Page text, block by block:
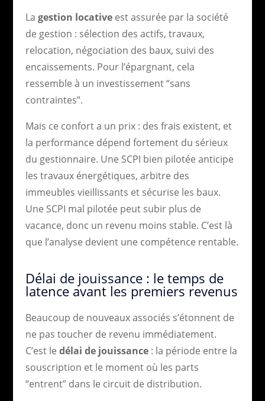
La gestion locativeest assurée par la société
de gestion : sélection des actifs, travaux,
relocation, négociation des baux, suivi des
encaissements. Pour l’épargnant, cela
ressemble à un investissement “sans
contraintes”.
Mais ce confort a un prix : des frais existent, et
la performance dépend fortement du sérieux
du gestionnaire. Une SCPI bien pilotée anticipe
les travaux énergétiques, arbitre des
immeubles vieillissants et sécurise les baux.
Une SCPI mal pilotée peut subir plus de
vacance, donc un revenu moins stable. C’est là
que l’analyse devient une compétence rentable.
Délai de jouissance : le temps de
latence avant les premiers revenus
Beaucoup de nouveaux associés s’étonnent de
ne pas toucher de revenu immédiatement.
C’est le délai de jouissance: la période entre la
souscription et le moment où les parts
“entrent” dans le circuit de distribution.